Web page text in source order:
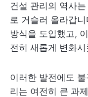
건설 관리의 역사
로 거슬러 올라갑
방식을 도입했고,
전히 새롭게 변화
이러한 발전에도
리는 여전히 큰 과